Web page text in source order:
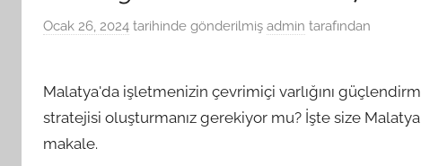
Ocak 26, 2024 tarihinde gönderilmiş admin tarafından
Malatya'da işletmenizin çevrimiçi varlığını
stratejisi oluşturmanız gerekiyor mu? İşte size
makale.